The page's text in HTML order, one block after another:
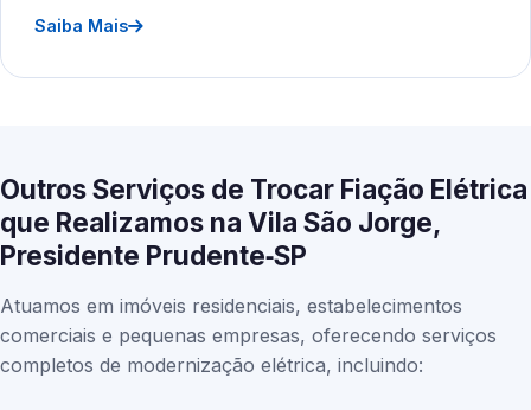
Saiba Mais
Outros Serviços de Trocar Fiação Elétrica
que Realizamos na Vila São Jorge,
Presidente Prudente‑SP
Atuamos em imóveis residenciais, estabelecimentos
comerciais e pequenas empresas, oferecendo serviços
completos de modernização elétrica, incluindo: